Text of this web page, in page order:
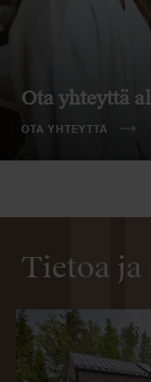
Ota yhteyttä
OTA YHTEYTTÄ
Tietoa